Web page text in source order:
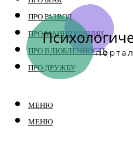
ПРО РАЗВОД
ПРО МАНИПУЛЯЦИИ
ПРО ВЛЮБЛЕННОСТЬ
ПРО ДРУЖБУ
МЕНЮ
МЕНЮ